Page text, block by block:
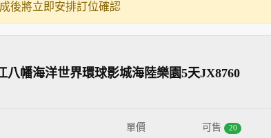
後將立即安排訂位確認
八幡海洋世界環球影城海陸樂園5天JX8760
單價 可售 20